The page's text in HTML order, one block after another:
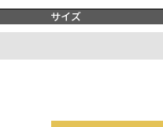
サイズ